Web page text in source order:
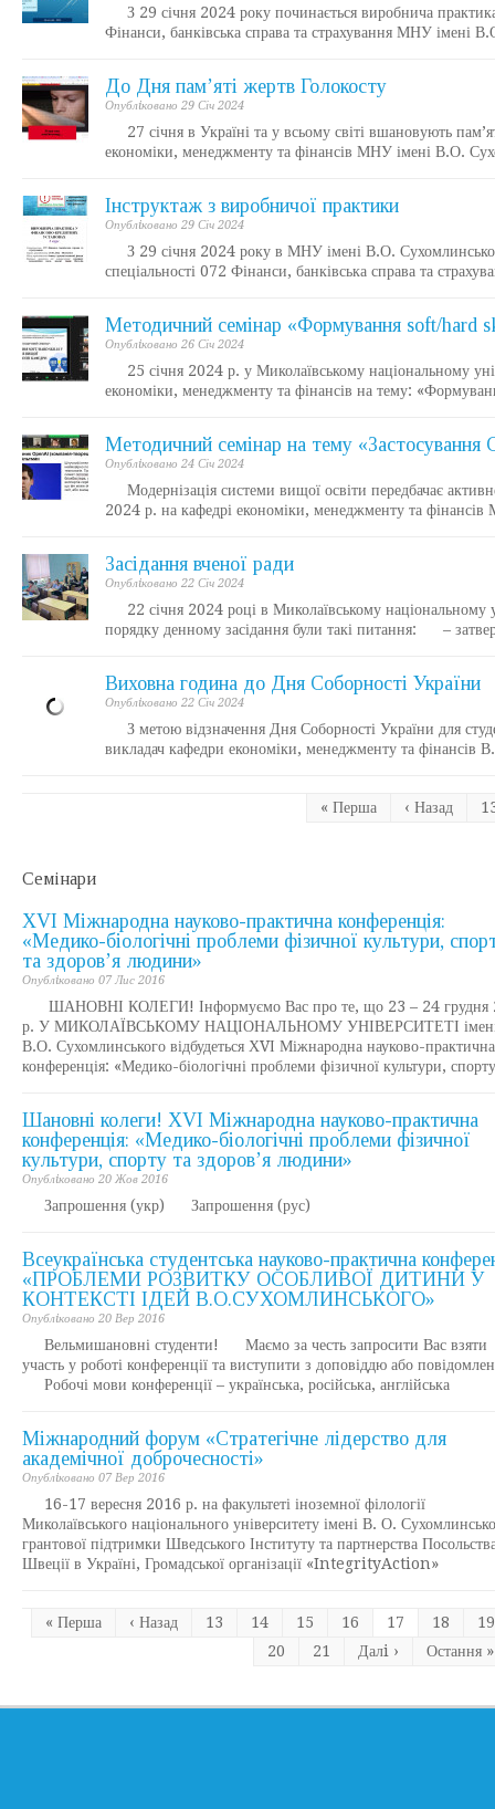
З 29 січня 2024 року починається виробнича практика
Фінанси, банківська справа та страхування МНУ
До Дня пам’яті жертв Голокосту
Опублiковано 29 Січ 2024
27 січня в Україні та у всьому світі вшановують
економіки, менеджменту та фінансів МНУ імені В.О.
Інструктаж з виробничої практики
Опублiковано 29 Січ 2024
З 29 січня 2024 року в МНУ імені В.О.
спеціальності 072 Фінанси, банківська справа та
Методичний семінар «Формування soft/hard
Опублiковано 26 Січ 2024
25 січня 2024 р. у Миколаївському національному
економіки, менеджменту та фінансів на тему:
Методичний семінар на тему «Застосування
Опублiковано 24 Січ 2024
Модернізація системи вищої освіти передбачає
2024 р. на кафедрі економіки, менеджменту та
Засідання вченої ради
Опублiковано 22 Січ 2024
22 січня 2024 році в Миколаївському національному
порядку денному засідання були такі питання: –
Виховна година до Дня Соборності України
Опублiковано 22 Січ 2024
З метою відзначення Дня Соборності України для
викладач кафедри економіки, менеджменту та
« Перша ‹ Назад
Семiнари
ХVІ Міжнародна науково-практична конференція:
«Медико-біологічні проблеми фізичної культури,
та здоров’я людини»
Опублiковано 07 Лис 2016
ШАНОВНІ КОЛЕГИ! Інформуємо Вас про те, що 23 – 24 грудня
р. У МИКОЛАЇВСЬКОМУ НАЦІОНАЛЬНОМУ УНІВЕРСИТЕТІ
В.О. Сухомлинського відбудеться ХVІ Міжнародна науково-практична
конференція: «Медико-біологічні проблеми фізичної культури,
Шановні колеги! XVI Міжнародна науково-практична
конференція: «Медико-біологічні проблеми фізичної
культури, спорту та здоров’я людини»
Опублiковано 20 Жов 2016
Запрошення (укр) Запрошення (рус)
Всеукраїнська студентська науково-практична
«ПРОБЛЕМИ РОЗВИТКУ ОСОБЛИВОЇ ДИТИНИ У
КОНТЕКСТІ ІДЕЙ В.О.СУХОМЛИНСЬКОГО»
Опублiковано 20 Вер 2016
Вельмишановні студенти! Маємо за честь запросити Вас взяти
участь у роботі конференції та виступити з доповіддю або
Робочі мови конференції – українська, російська, англійська
Міжнародний форум «Стратегічне лідерство для
академічної доброчесності»
Опублiковано 07 Вер 2016
16-17 вересня 2016 р. на факультеті іноземної філології
Миколаївського національного університету імені В. О.
грантової підтримки Шведського Інституту та партнерства
Швеції в Україні, Громадської організації «IntegrityAction»
« Перша ‹ Назад 13 14 15 16 17 18
19
20
21 Далi › Остання »